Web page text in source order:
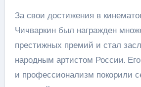
За свои достижения в
Чичваркин был награжден
престижных премий и стал
народным артистом России.
и профессионализм покорили